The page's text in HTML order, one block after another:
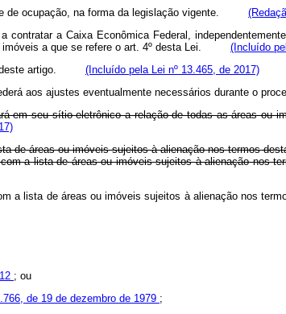
de ocupação, na forma da legislação vigente.
a Caixa Econômica Federal,
imóveis a que se refere o art. 4º desta Lei. (Incluído
artigo. (Incluído pela Lei nº 13.465, de 2017)
aos ajustes eventualmente necessários durante o
em seu sítio eletrônico a relação de todas as áreas ou
de áreas ou imóveis sujeitos à alienação nos termos
com a lista de áreas ou imóveis sujeitos à
com a lista de áreas ou imóveis sujeitos à alienação
; ou
de 19 de dezembro de 1979 ;